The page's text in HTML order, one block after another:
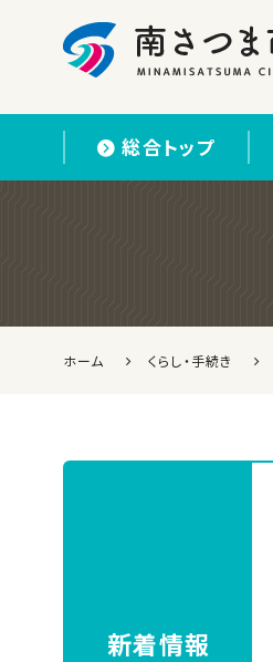
総合トップ
ホーム くらし・手続き
新着情報